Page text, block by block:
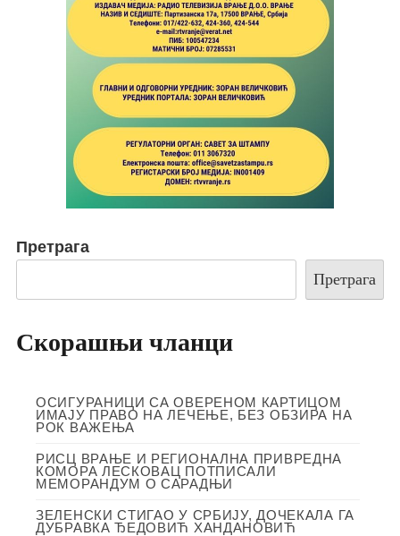
Претрага
Претрага
Скорашњи чланци
ОСИГУРАНИЦИ СА ОВЕРЕНОМ КАРТИЦОМ
ИМАЈУ ПРАВО НА ЛЕЧЕЊЕ, БЕЗ ОБЗИРА НА
РОК ВАЖЕЊА
РИСЦ ВРАЊЕ И РЕГИОНАЛНА ПРИВРЕДНА
КОМОРА ЛЕСКОВАЦ ПОТПИСАЛИ
МЕМОРАНДУМ О САРАДЊИ
ЗЕЛЕНСКИ СТИГАО У СРБИЈУ, ДОЧЕКАЛА ГА
ДУБРАВКА ЂЕДОВИЋ ХАНДАНОВИЋ